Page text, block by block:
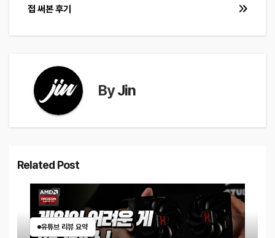
색
접 써본 후기
ByJin
Related Post
유튜브 리뷰 요약